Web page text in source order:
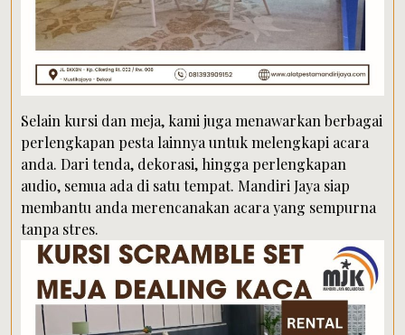
Selain kursi dan meja, kami juga menawarkan berbagai
perlengkapan pesta lainnya untuk melengkapi acara
anda. Dari tenda, dekorasi, hingga perlengkapan
audio, semua ada di satu tempat. Mandiri Jaya siap
membantu anda merencanakan acara yang sempurna
tanpa stres.